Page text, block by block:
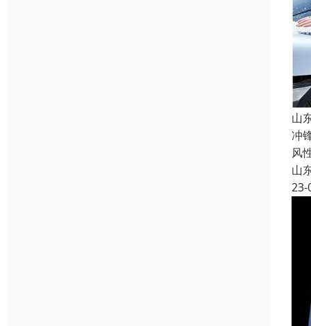
山
冲
风
山
23-